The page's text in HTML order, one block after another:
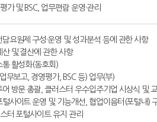
가 및 BSC, 업무편람 운영·관리
요원제 구성·운영 및 성과분석 등에 관한 사항
산 및 결산에 관한 사항
통 활성화(동호회)
무보고, 경영평가, BSC 등) 업무(부)
방문 총괄, 클러스터 우수입주기업 시상식 및
털사이트 운영 및 기능개선, 협업이음터(포털내)
터 포털사이트 유지 관리